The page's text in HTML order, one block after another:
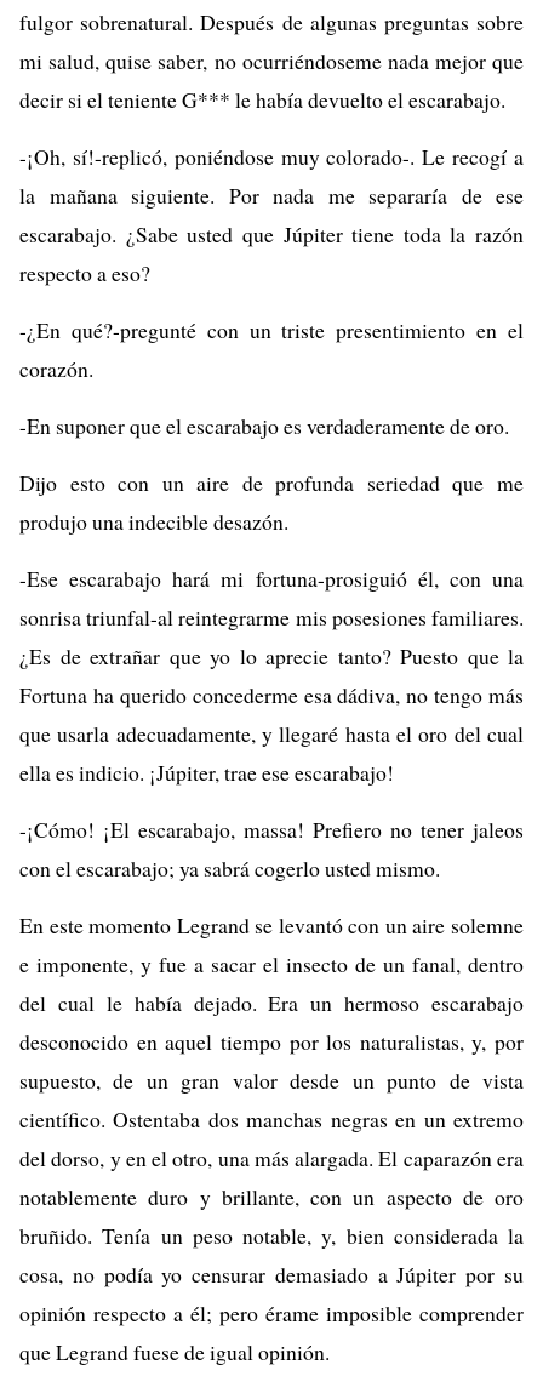
fulgor sobrenatural. Después de algunas preguntas sobre
mi salud, quise saber, no ocurriéndoseme nada mejor que
decir si el teniente G*** le había devuelto el escarabajo.
-¡Oh, sí!-replicó, poniéndose muy colorado-. Le recogí a
la mañana siguiente. Por nada me separaría de ese
escarabajo. ¿Sabe usted que Júpiter tiene toda la razón
respecto a eso?
-¿En qué?-pregunté con un triste presentimiento en el
corazón.
-En suponer que el escarabajo es verdaderamente de oro.
Dijo esto con un aire de profunda seriedad que me
produjo una indecible desazón.
-Ese escarabajo hará mi fortuna-prosiguió él, con una
sonrisa triunfal-al reintegrarme mis posesiones familiares.
¿Es de extrañar que yo lo aprecie tanto? Puesto que la
Fortuna ha querido concederme esa dádiva, no tengo más
que usarla adecuadamente, y llegaré hasta el oro del cual
ella es indicio. ¡Júpiter, trae ese escarabajo!
-¡Cómo! ¡El escarabajo, massa! Prefiero no tener jaleos
con el escarabajo; ya sabrá cogerlo usted mismo.
En este momento Legrand se levantó con un aire solemne
e imponente, y fue a sacar el insecto de un fanal, dentro
del cual le había dejado. Era un hermoso escarabajo
desconocido en aquel tiempo por los naturalistas, y, por
supuesto, de un gran valor desde un punto de vista
científico. Ostentaba dos manchas negras en un extremo
del dorso, y en el otro, una más alargada. El caparazón era
notablemente duro y brillante, con un aspecto de oro
bruñido. Tenía un peso notable, y, bien considerada la
cosa, no podía yo censurar demasiado a Júpiter por su
opinión respecto a él; pero érame imposible comprender
que Legrand fuese de igual opinión.